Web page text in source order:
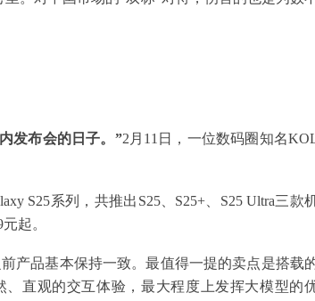
发布会的日子。”2月11日，一位数码圈知名
S25系列，共推出S25、S25+、S25 Ultra三款
起。
产品基本保持一致。最值得一提的卖点是搭载
直观的交互体验，最大程度上发挥大模型的